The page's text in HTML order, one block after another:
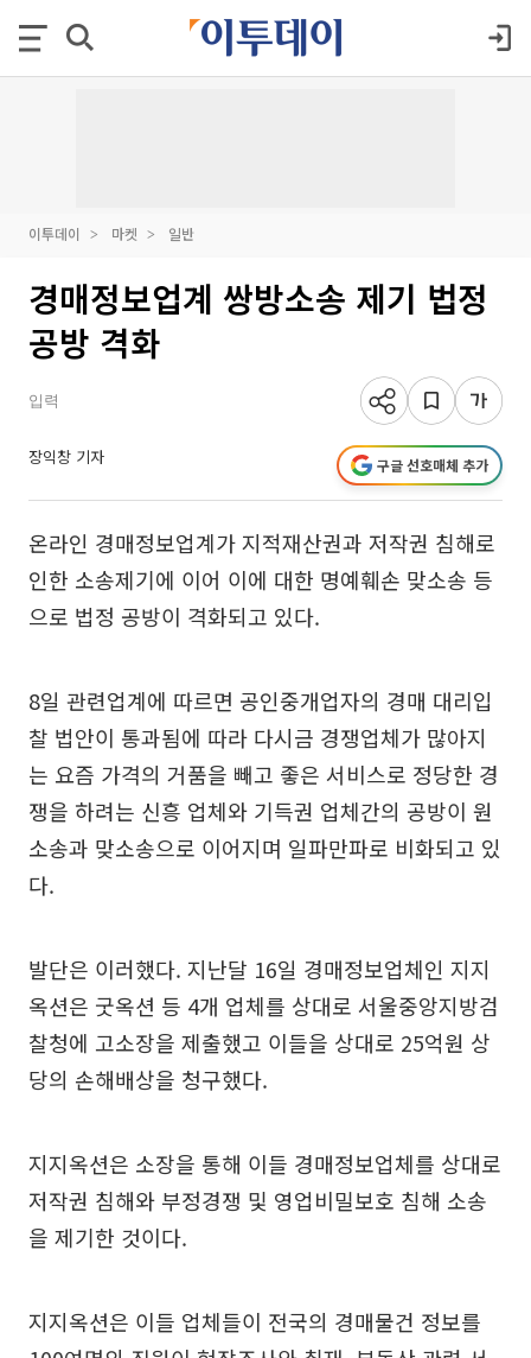
이투데이 마켓 일반
경매정보업계 쌍방소송 제기 법정
공방 격화
입력
장익창 기자 구글 선호매체 추가
온라인 경매정보업계가 지적재산권과 저작권 침해로
인한 소송제기에 이어 이에 대한 명예훼손 맞소송 등
으로 법정 공방이 격화되고 있다.
8일 관련업계에 따르면 공인중개업자의 경매 대리입
찰 법안이 통과됨에 따라 다시금 경쟁업체가 많아지
는 요즘 가격의 거품을 빼고 좋은 서비스로 정당한 경
쟁을 하려는 신흥 업체와 기득권 업체간의 공방이 원
소송과 맞소송으로 이어지며 일파만파로 비화되고 있
다.
발단은 이러했다. 지난달 16일 경매정보업체인 지지
옥션은 굿옥션 등 4개 업체를 상대로 서울중앙지방검
찰청에 고소장을 제출했고 이들을 상대로 25억원 상
당의 손해배상을 청구했다.
지지옥션은 소장을 통해 이들 경매정보업체를 상대로
저작권 침해와 부정경쟁 및 영업비밀보호 침해 소송
을 제기한 것이다.
지지옥션은 이들 업체들이 전국의 경매물건 정보를